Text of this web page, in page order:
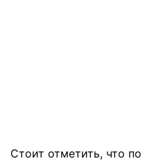
Стоит отметить, что